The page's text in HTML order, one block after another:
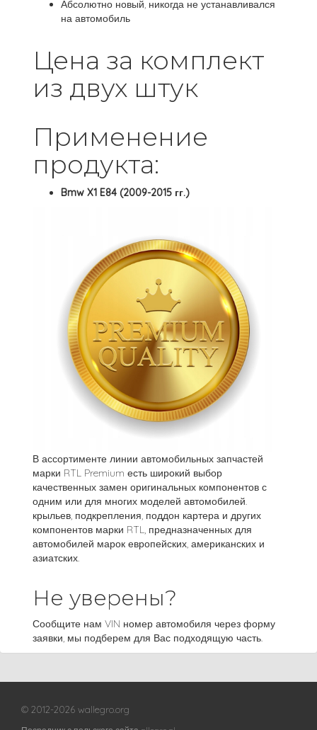
Абсолютно новый, никогда не устанавливался
на автомобиль
Цена за комплект
из двух штук
Применение
продукта:
Bmw X1 E84 (2009-2015 гг.)
В ассортименте линии автомобильных запчастей
марки RTL Premium есть широкий выбор
качественных замен оригинальных компонентов с
одним или для многих моделей автомобилей.
крыльев, подкрепления, поддон картера и других
компонентов марки RTL, предназначенных для
автомобилей марок европейских, американских и
азиатских.
Не уверены?
Сообщите нам VIN номер автомобиля через форму
заявки, мы подберем для Вас подходящую часть.
© 2012-2026 wallegro.org